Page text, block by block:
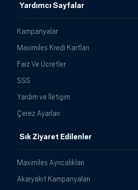
Yardımcı Sayfalar
Kampanyalar
Maximiles Kredi Kartları
Faiz Ve Ücretler
SSS
Yardım ve İletişim
Çerez Ayarları
Sık Ziyaret Edilenler
Maximiles Ayrıcalıkları
Akaryakıt Kampanyaları